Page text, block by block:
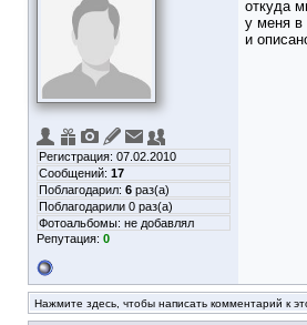
Регистрация: 07.02.2010
Сообщений: 17
Поблагодарил: 6 раз(а)
Поблагодарили 0 раз(а)
Фотоальбомы: не добавлял
Репутация: 0
откуда
у меня в
и
Нажмите здесь, чтобы написать комментарий к